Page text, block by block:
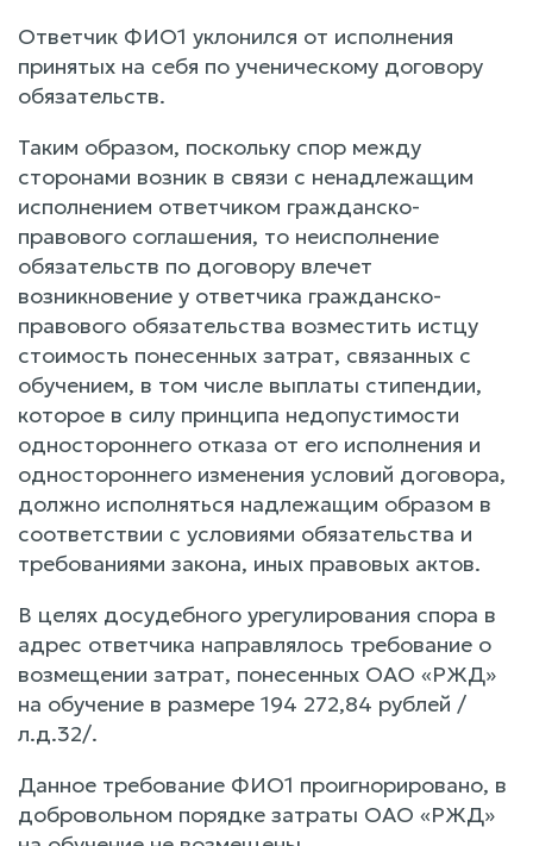
Ответчик ФИО1 уклонился от исполнения
принятых на себя по ученическому договору
обязательств.
Таким образом, поскольку спор между
сторонами возник в связи с ненадлежащим
исполнением ответчиком гражданско-
правового соглашения, то неисполнение
обязательств по договору влечет
возникновение у ответчика гражданско-
правового обязательства возместить истцу
стоимость понесенных затрат, связанных с
обучением, в том числе выплаты стипендии,
которое в силу принципа недопустимости
одностороннего отказа от его исполнения и
одностороннего изменения условий договора,
должно исполняться надлежащим образом в
соответствии с условиями обязательства и
требованиями закона, иных правовых актов.
В целях досудебного урегулирования спора в
адрес ответчика направлялось требование о
возмещении затрат, понесенных ОАО «РЖД»
на обучение в размере 194 272,84 рублей /
л.д.32/.
Данное требование ФИО1 проигнорировано, в
добровольном порядке затраты ОАО «РЖД»